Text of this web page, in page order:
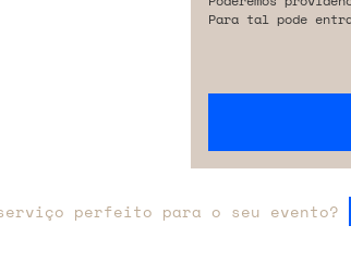
Para tal pode
perfeito para o seu evento?